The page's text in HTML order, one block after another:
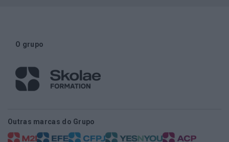
O grupo
Outras marcas do Grupo